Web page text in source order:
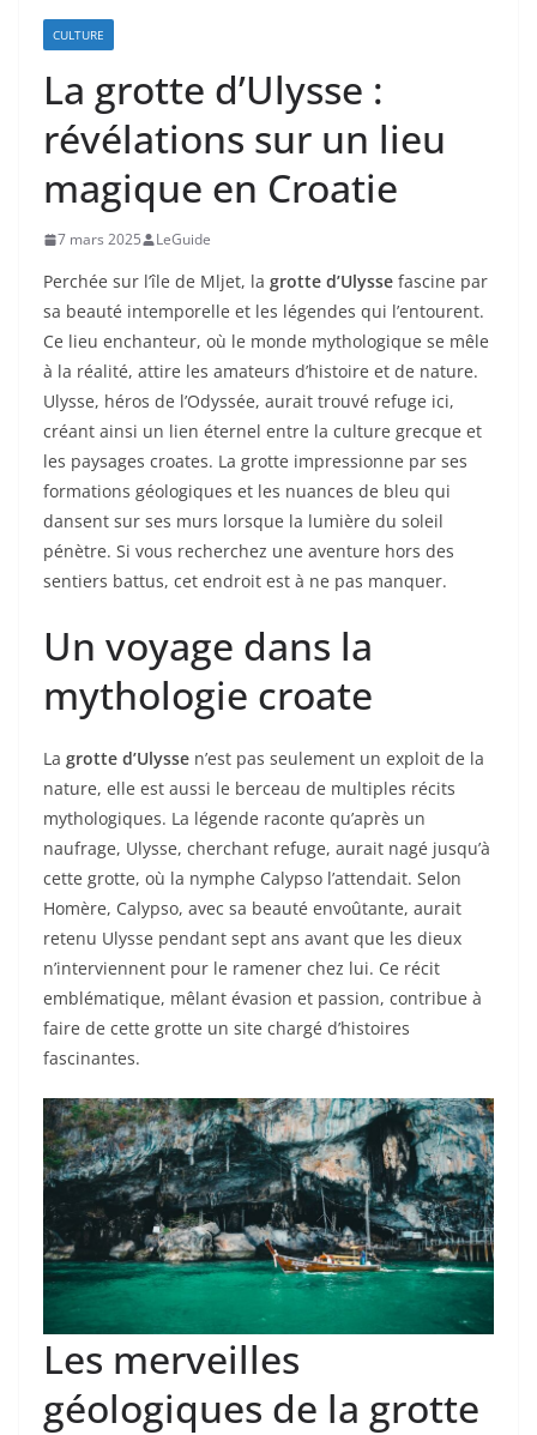
CULTURE
La grotte d’Ulysse :
révélations sur un lieu
magique en Croatie
7 mars 2025 LeGuide
Perchée sur l’île de Mljet, la grotte d’Ulysse fascine par
sa beauté intemporelle et les légendes qui l’entourent.
Ce lieu enchanteur, où le monde mythologique se mêle
à la réalité, attire les amateurs d’histoire et de nature.
Ulysse, héros de l’Odyssée, aurait trouvé refuge ici,
créant ainsi un lien éternel entre la culture grecque et
les paysages croates. La grotte impressionne par ses
formations géologiques et les nuances de bleu qui
dansent sur ses murs lorsque la lumière du soleil
pénètre. Si vous recherchez une aventure hors des
sentiers battus, cet endroit est à ne pas manquer.
Un voyage dans la
mythologie croate
La grotte d’Ulysse n’est pas seulement un exploit de la
nature, elle est aussi le berceau de multiples récits
mythologiques. La légende raconte qu’après un
naufrage, Ulysse, cherchant refuge, aurait nagé jusqu’à
cette grotte, où la nymphe Calypso l’attendait. Selon
Homère, Calypso, avec sa beauté envoûtante, aurait
retenu Ulysse pendant sept ans avant que les dieux
n’interviennent pour le ramener chez lui. Ce récit
emblématique, mêlant évasion et passion, contribue à
faire de cette grotte un site chargé d’histoires
fascinantes.
Les merveilles
géologiques de la grotte